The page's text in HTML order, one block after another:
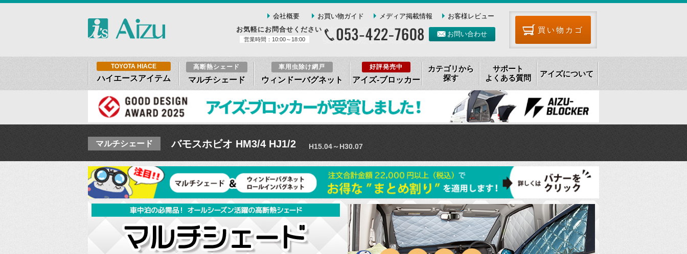
会社概要 お買い物ガイド メディア掲載情報
お客様レビュー
お気軽にお問合せください
営業時間：10:00～18:00
お問い合わせ 買い物カゴ
TOYOTA HIACE
ハイエースアイテム
高断熱シェード
マルチシェード
車用虫除け網戸
ウィンドーバグネット
好評発売中
アイズ-ブロッカー
カテゴリから
探す
サポート
よくある質問
アイズについて
マルチシェード バモスホビオ HM3/4 HJ1/2 H15.04～H30.07